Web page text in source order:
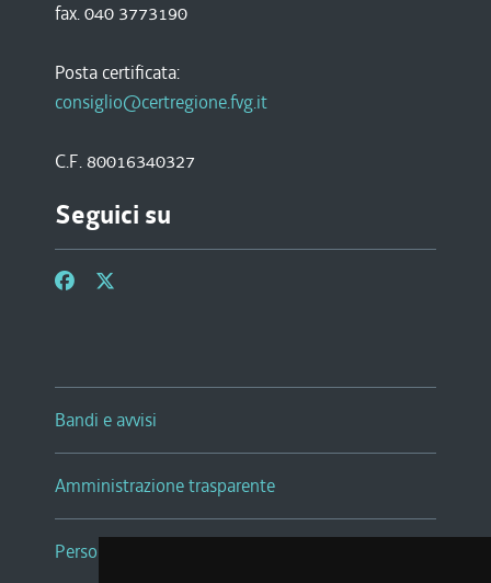
fax. 040 3773190
Posta certificata:
consiglio@certregione.fvg.it
C.F. 80016340327
Seguici su
Bandi e avvisi
Amministrazione trasparente
Persone e Uffici